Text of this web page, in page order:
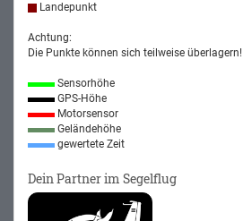
Landepunkt
Achtung:
Die Punkte können sich teilweise überlagern!
Sensorhöhe
GPS-Höhe
Motorsensor
Geländehöhe
gewertete Zeit
Dein Partner im Segelflug